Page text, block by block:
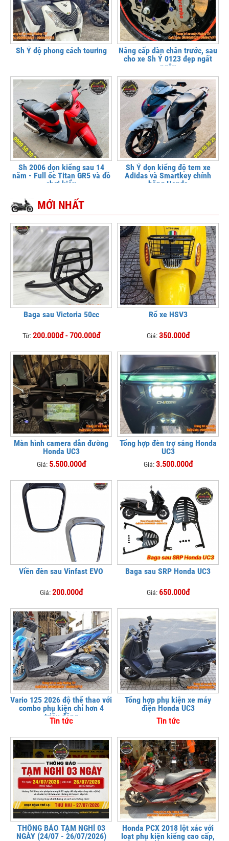
Sh Ý độ phong cách touring
Nâng cấp dàn chân trước, sau
cho xe Sh Ý 0123 đẹp ngất
ngây
Sh 2006 dọn kiểng sau 14
năm - Full ốc Titan GR5 và đồ
chơi kiểu
Sh Ý dọn kiểng độ tem xe
Adidas và Smartkey chính
hãng Honda
MỚI NHẤT
Baga sau Victoria 50cc
Từ:200.000đ - 700.000đ
Rổ xe HSV3
Giá:350.000đ
Màn hình camera dẫn đường
Honda UC3
Giá: 5.500.000đ
Tổng hợp đèn trợ sáng Honda
UC3
Giá:3.500.000đ
Viền đèn sau Vinfast EVO
Giá:200.000đ
Baga sau SRP Honda UC3
Giá: 650.000đ
Vario 125 2026 độ thể thao với
combo phụ kiện chỉ hơn 4
triệu đồng
Tin tức
Tổng hợp phụ kiện xe máy
điện Honda UC3
Tin tức
THÔNG BÁO TẠM NGHỈ 03
NGÀY (24/07 - 26/07/2026)
Honda PCX 2018 lột xác với
loạt phụ kiện kiểng cao cấp,